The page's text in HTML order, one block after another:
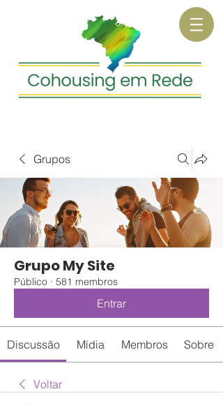
Grupos
Grupo My Site
Público · 581 membros
Entrar
Discussão Mídia Membros Sobre
Voltar